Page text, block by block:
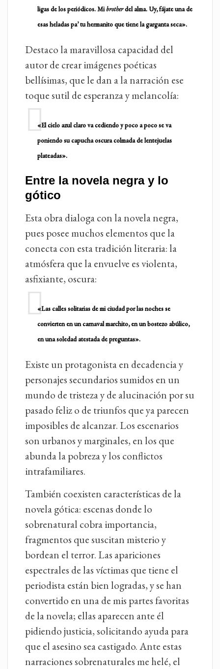
ligas de los periódicos. Mibrotherdel alma. Uy, fájate una de
esas heladas pa’ tu hermanito que tiene la garganta seca».
Destaco la maravillosa capacidad del
autor de crear imágenes poéticas
bellísimas, que le dan a la narración ese
toque sutil de esperanza y melancolía:
«El cielo azul claro va cediendo y poco a poco se va
poniendo su capucha oscura colmada de lentejuelas
plateadas».
Entre la novela negra y lo
gótico
Esta obra dialoga con la novela negra,
pues posee muchos elementos que la
conecta con esta tradición literaria: la
atmósfera que la envuelve es violenta,
asfixiante, oscura:
«Las calles solitarias de mi ciudad por las noches se
convierten en un carnaval marchito, en un bostezo abúlico,
en una soledad atestada de preguntas».
Existe un protagonista en decadencia y
personajes secundarios sumidos en un
mundo de tristeza y de alucinación por su
pasado feliz o de triunfos que ya parecen
imposibles de alcanzar. Los escenarios
son urbanos y marginales, en los que
abunda la pobreza y los conflictos
intrafamiliares.
También coexisten características de la
novela gótica: escenas donde lo
sobrenatural cobra importancia,
fragmentos que suscitan misterio y
bordean el terror. Las apariciones
espectrales de las víctimas que tiene el
periodista están bien logradas, y se han
convertido en una de mis partes favoritas
de la novela; ellas aparecen ante él
pidiendo justicia, solicitando ayuda para
que el asesino sea castigado. Ante estas
narraciones sobrenaturales me helé, el